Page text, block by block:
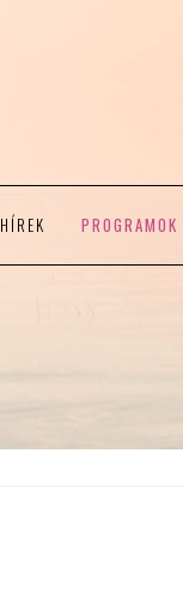
HÍREK PROGRAMOK